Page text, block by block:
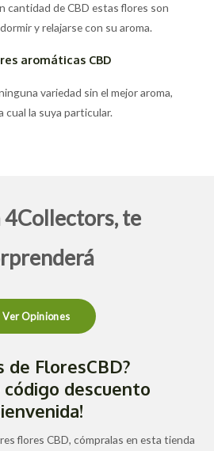
cantidad de CBD estas flores son
y relajarse con su aroma.
aromáticas CBD
variedad sin el mejor aroma,
cual la suya particular.
4Collectors, te
Ver Opiniones
de FloresCBD?
código descuento
flores CBD, cómpralas en esta tienda